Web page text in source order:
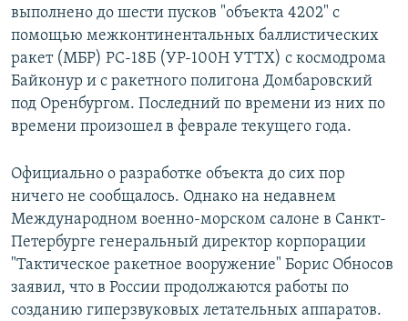
выполнено до шести пусков "объекта 4202" с
помощью межконтинентальных баллистических
ракет (МБР) РС-18Б (УР-100Н УТТХ) с космодрома
Байконур и с ракетного полигона Домбаровский
под Оренбургом. Последний по времени из них по
времени произошел в феврале текущего года.
Официально о разработке объекта до сих пор
ничего не сообщалось. Однако на недавнем
Международном военно-морском салоне в Санкт-
Петербурге генеральный директор корпорации
"Тактическое ракетное вооружение" Борис Обносов
заявил, что в России продолжаются работы по
созданию гиперзвуковых летательных аппаратов.